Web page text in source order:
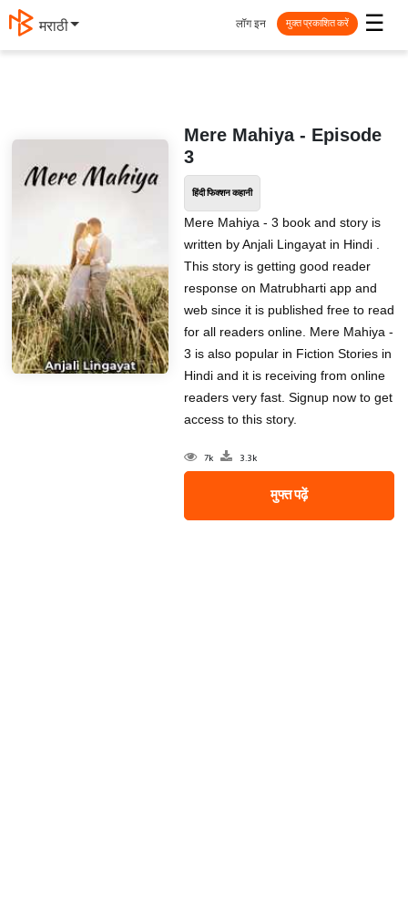
मराठी ☰
लॉग इन मुक्त प्रकाशित करें
Mere Mahiya - Episode
3
हिंदी फिक्शन कहानी
Mere Mahiya - 3 book and story is
written by Anjali Lingayat in Hindi .
This story is getting good reader
response on Matrubharti app and
web since it is published free to read
for all readers online. Mere Mahiya -
3 is also popular in Fiction Stories in
Hindi and it is receiving from online
readers very fast. Signup now to get
access to this story.
7k 3.3k
मुफ्त पढ़ें